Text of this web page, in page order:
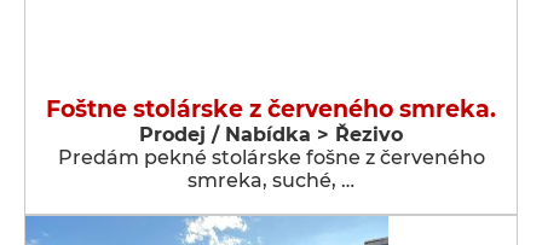
Foštne stolárske z červeného smreka.
Prodej / Nabídka > Řezivo
Predám pekné stolárske fošne z červeného
smreka, suché, …